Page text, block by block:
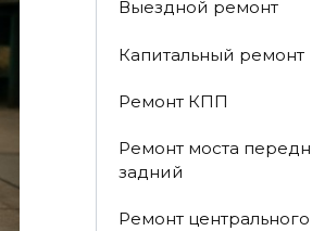
Выездной ремонт
Капитальный ремонт
Ремонт КПП
Ремонт моста
задний
Ремонт центрального